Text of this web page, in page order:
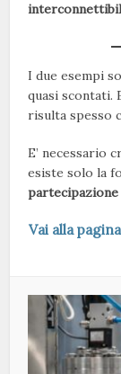
I due esempi
quasi scontati.
risulta spesso
E’ necessario
esiste solo la
Vai alla